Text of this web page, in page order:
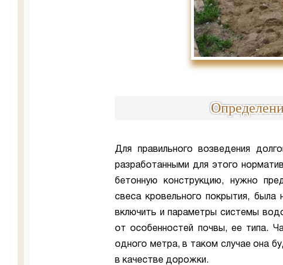
Для правильного возведения
разработанными для этого
бетонную конструкцию, нужно
свеса кровельного покрытия,
включить и параметры системы
от особенностей почвы, ее типа.
одного метра, в таком случае она
в качестве дорожки.